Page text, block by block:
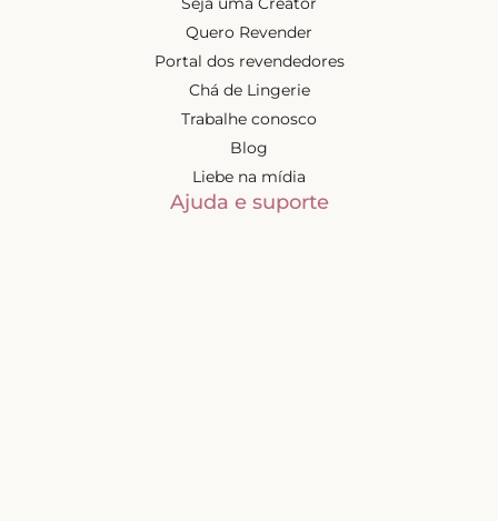
Quero Revender
Portal dos revendedores
Chá de Lingerie
Trabalhe conosco
Blog
Liebe na mídia
Ajuda e suporte